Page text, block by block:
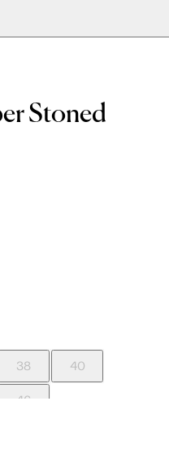
Stoned
38 40
46